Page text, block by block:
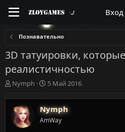
Вход
Познавательно
3D татуировки,
реалистичностью
А
т
о
р
Nymph
Д
т
а
н
5 Май 2016
Nymph
AmWay